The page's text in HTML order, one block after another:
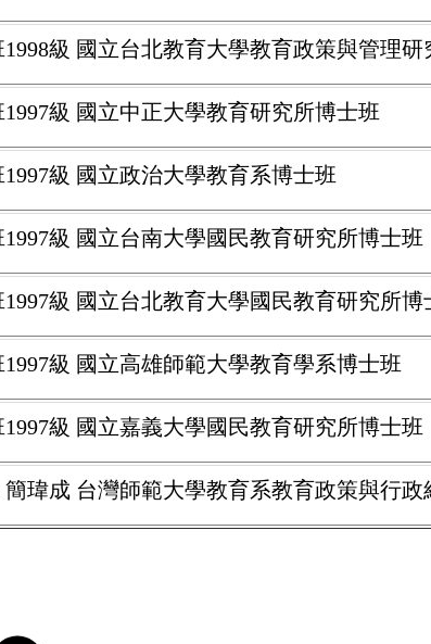
級 國立台北教育大學教育政策與管理研
級 國立中正大學教育研究所博士班
級 國立政治大學教育系博士班
級 國立台南大學國民教育研究所博士班
級 國立台北教育大學國民教育研究所博
級 國立高雄師範大學教育學系博士班
級 國立嘉義大學國民教育研究所博士班
簡瑋成 台灣師範大學教育系教育政策與行政